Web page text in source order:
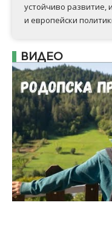
устойчиво развитие,
и европейски
ВИДЕО